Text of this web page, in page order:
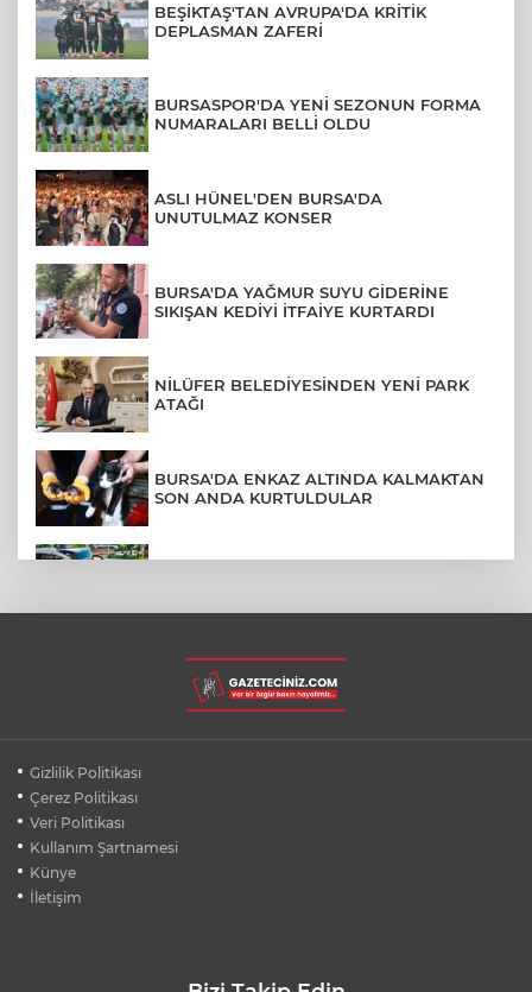
BEŞİKTAŞ'TAN AVRUPA'DA KRİTİK
DEPLASMAN ZAFERİ
BURSASPOR'DA YENİ SEZONUN FORMA
NUMARALARI BELLİ OLDU
ASLI HÜNEL'DEN BURSA'DA
UNUTULMAZ KONSER
BURSA'DA YAĞMUR SUYU GİDERİNE
SIKIŞAN KEDİYİ İTFAİYE KURTARDI
NİLÜFER BELEDİYESİNDEN YENİ PARK
ATAĞI
BURSA'DA ENKAZ ALTINDA KALMAKTAN
SON ANDA KURTULDULAR
BURSA'DA DEPO YANGINI BİNAYA
SIÇRAMADAN SÖNDÜRÜLDÜ
SİLİVRİ'DE YANGIN: MAHSUR KALANLAR
Gizlilik Politikası
Çerez Politikası
Veri Politikası
Kullanım Şartnamesi
Künye
İletişim